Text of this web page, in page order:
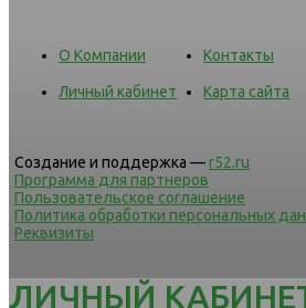
О Компании Контакты
Личный кабинет Карта сайта
Создание и поддержка —r52.ru
Программа для партнеров
Пользовательское соглашение
Политика обработки персональных
Реквизиты
ЛИЧНЫЙ